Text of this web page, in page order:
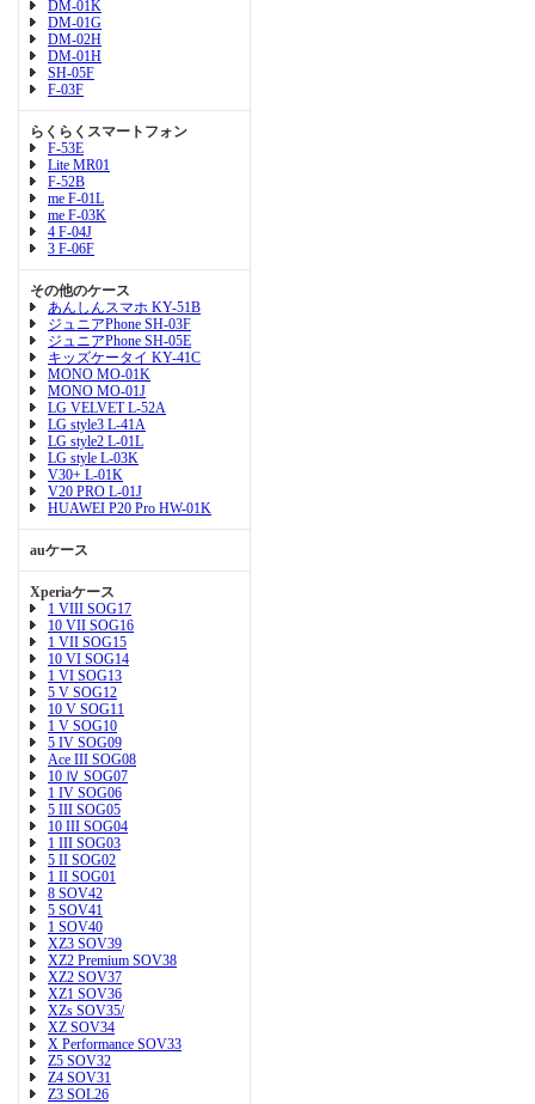
DM-01K
DM-01G
DM-02H
DM-01H
SH-05F
F-03F
らくらくスマートフォン
F-53E
Lite MR01
F-52B
me F-01L
me F-03K
4 F-04J
3 F-06F
その他のケース
あんしんスマホ KY-51B
ジュニアPhone SH-03F
ジュニアPhone SH-05E
キッズケータイ KY-41C
MONO MO-01K
MONO MO-01J
LG VELVET L-52A
LG style3 L-41A
LG style2 L-01L
LG style L-03K
V30+ L-01K
V20 PRO L-01J
HUAWEI P20 Pro HW-01K
auケース
Xperiaケース
1 VIII SOG17
10 VII SOG16
1 VII SOG15
10 VI SOG14
1 VI SOG13
5 V SOG12
10 V SOG11
1 V SOG10
5 IV SOG09
Ace III SOG08
10 Ⅳ SOG07
1 IV SOG06
5 III SOG05
10 III SOG04
1 III SOG03
5 II SOG02
1 II SOG01
8 SOV42
5 SOV41
1 SOV40
XZ3 SOV39
XZ2 Premium SOV38
XZ2 SOV37
XZ1 SOV36
XZs SOV35/
XZ SOV34
X Performance SOV33
Z5 SOV32
Z4 SOV31
Z3 SOL26